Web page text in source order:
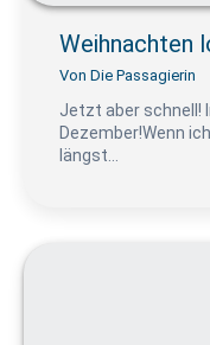
Weihnachten
Von Die Passagierin
Jetzt aber schnell!
Dezember!Wenn
längst…